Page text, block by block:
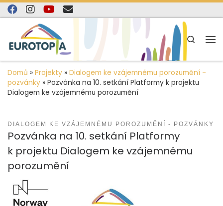
content
Skip to content
Search
Domů » Projekty » Dialogem ke vzájemnému porozumění -
pozvánky » Pozvánka na 10. setkání Platformy k projektu
Dialogem ke vzájemnému porozumění
DIALOGEM KE VZÁJEMNÉMU POROZUMĚNÍ - POZVÁNKY
Pozvánka na 10. setkání Platformy
k projektu Dialogem ke vzájemnému
porozumění